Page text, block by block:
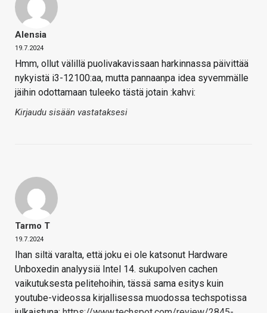
Alensia
19.7.2024
Hmm, ollut välillä puolivakavissaan harkinnassa päivittää
nykyistä i3-12100:aa, mutta pannaanpa idea syvemmälle
jäihin odottamaan tuleeko tästä jotain :kahvi:
Kirjaudu sisään vastataksesi
Tarmo T
19.7.2024
Ihan siltä varalta, että joku ei ole katsonut Hardware
Unboxedin analyysiä Intel 14. sukupolven cachen
vaikutuksesta pelitehoihin, tässä sama esitys kuin
youtube-videossa kirjallisessa muodossa techspotissa